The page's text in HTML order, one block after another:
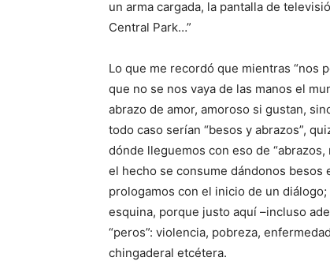
un arma cargada, la pantalla de
Central Park…”
Lo que me recordó que mientras “nos
que no se nos vaya de las manos el
abrazo de amor, amoroso si gustan,
todo caso serían “besos y abrazos”,
dónde lleguemos con eso de
el hecho se consume dándonos
prologamos con el inicio de un diálogo;
esquina, porque justo aquí –incluso
“peros”: violencia, pobreza,
chingaderal etcétera.